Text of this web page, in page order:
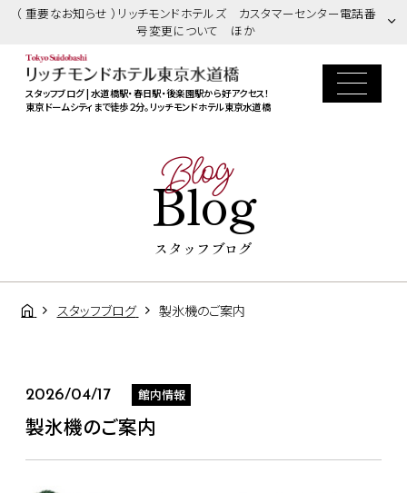
（ 重要なお知らせ ）リッチモンドホテルズ カスタマーセンター電話番
号変更について ほか
スタッフブログ | 水道橋駅・春日駅・後楽園駅から好アクセス！
東京ドームシティまで徒歩２分。リッチモンドホテル東京水道橋
Blog
Blog
スタッフブログ
スタッフブログ 製氷機のご案内
2026/04/17 館内情報
製氷機のご案内